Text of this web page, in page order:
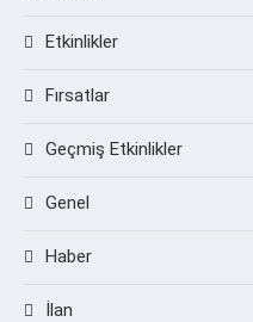
Etkinlikler
Fırsatlar
Geçmiş Etkinlikler
Genel
Haber
İlan